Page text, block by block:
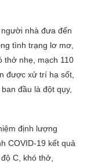
nhà đưa đến
tình trạng lơ mơ,
thở nhẹ, mạch 110
được xử trí hạ sốt,
đầu là đột qụy,
định lượng
COVID-19 kết quả
C, khó thở,